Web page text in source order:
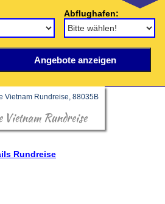
Abflughafen:
Vietnam Rundreise
Rundreise